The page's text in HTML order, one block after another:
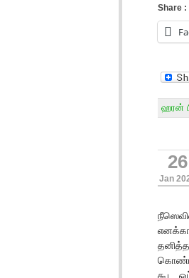
Share :
ஹரன்
26
Jan
கூட,